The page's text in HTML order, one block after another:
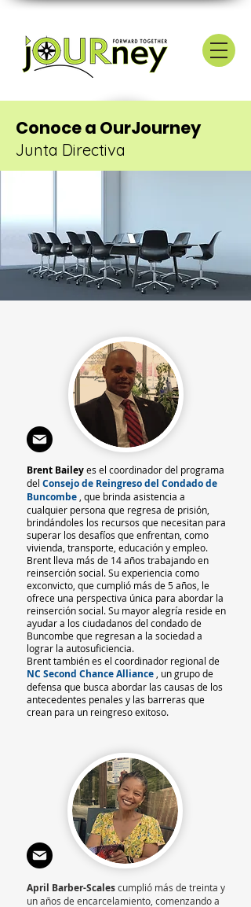
Conoce a OurJourney
Junta Directiva
Brent Baileyes el coordinador del programa
del Consejo de Reingreso del Condado de
Buncombe , que brinda asistencia a
cualquier persona que regresa de prisión,
brindándoles los recursos que necesitan para
superar los desafíos que enfrentan, como
vivienda, transporte, educación y empleo.
Brent lleva más de 14 años trabajando en
reinserción social. Su experiencia como
exconvicto, que cumplió más de 5 años, le
ofrece una perspectiva única para abordar la
reinserción social. Su mayor alegría reside en
ayudar a los ciudadanos del condado de
Buncombe que regresan a la sociedad a
lograr la autosuficiencia.
Brent también es el coordinador regional de
NC Second Chance Alliance
, un grupo de
defensa que busca abordar las causas de los
antecedentes penales y las barreras que
crean para un reingreso exitoso.
April Barber-Scalescumplió más de treinta y
un años de encarcelamiento, comenzando a